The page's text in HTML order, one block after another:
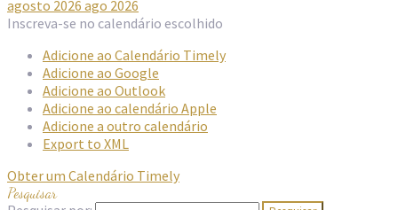
agosto 2026 ago 2026
Inscreva-se no calendário escolhido
Adicione ao Calendário Timely
Adicione ao Google
Adicione ao Outlook
Adicione ao calendário Apple
Adicione a outro calendário
Export to XML
Obter um Calendário Timely
Pesquisar